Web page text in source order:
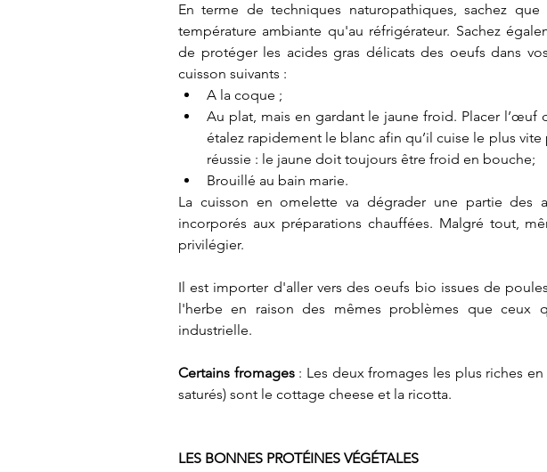
En terme de techniques naturopathiques, sachez
température ambiante qu'au réfrigérateur. Sachez
de protéger les acides gras délicats des oeufs dans
cuisson suivants :
A la coque ;
Au plat, mais en gardant le jaune froid. Placer l’œuf
étalez rapidement le blanc afin qu’il cuise le plus
réussie : le jaune doit toujours être froid en bouche;
Brouillé au bain marie.
La cuisson en omelette va dégrader une partie des
incorporés aux préparations chauffées. Malgré tout,
privilégier.
Il est importer d'aller vers des oeufs bio issues de
l'herbe en raison des mêmes problèmes que ceux
industrielle.
Certains fromages : Les deux fromages les plus riches
saturés) sont le cottage cheese et la ricotta.
LES BONNES PROTÉINES VÉGÉTALES